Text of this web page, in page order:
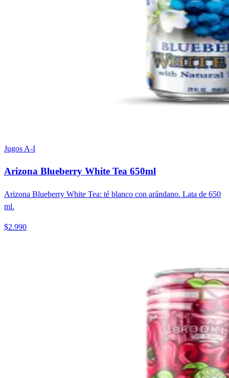
Jugos A-I
Arizona Blueberry White Tea 650ml
Arizona Blueberry White Tea: té blanco con arándano. Lata de 650
ml.
$2.990